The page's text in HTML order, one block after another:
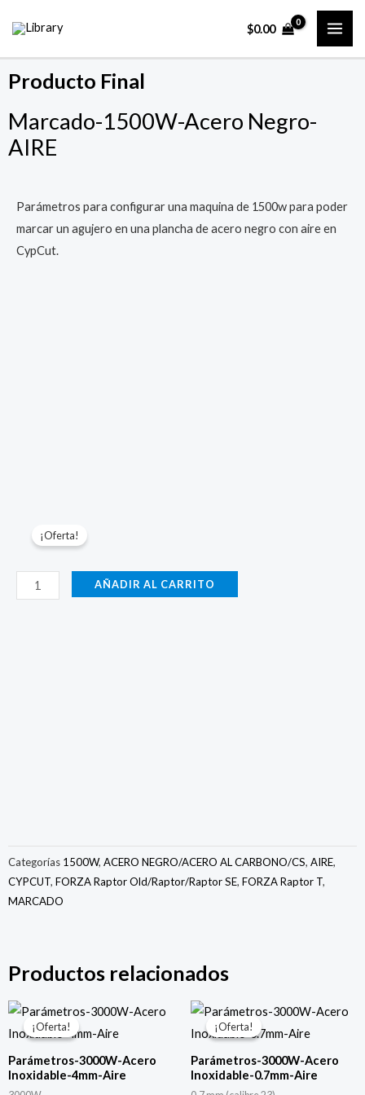
contenido
$0.00
Producto Final
Marcado-1500W-Acero Negro-
AIRE
Parámetros para configurar una maquina de 1500w para poder
marcar un agujero en una plancha de acero negro con aire en
CypCut.
¡Oferta!
Marcado-
1500W-
AÑADIR AL CARRITO
Categorías 1500W, ACERO NEGRO/ACERO AL CARBONO/CS, AIRE,
CYPCUT, FORZA Raptor Old/Raptor/Raptor SE, FORZA Raptor T,
MARCADO
Productos relacionados
¡Oferta!
¡Oferta!
Parámetros-3000W-Acero
Inoxidable-4mm-Aire
precio
original
$150.00.
El
precio
actual
$49.00.
¡Oferta!
¡Oferta!
Parámetros-3000W-Acero
Inoxidable-0.7mm-Aire
precio
original
$150.00.
El
precio
actual
$49.00.